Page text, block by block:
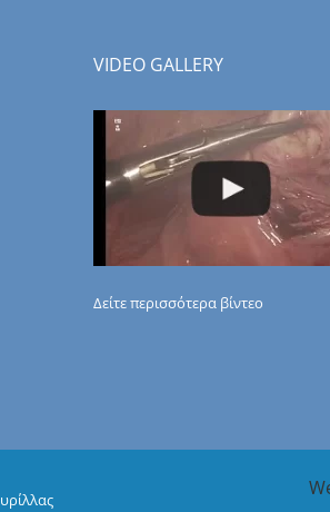
VIDEO GALLERY
Δείτε περισσότερα βίντεο